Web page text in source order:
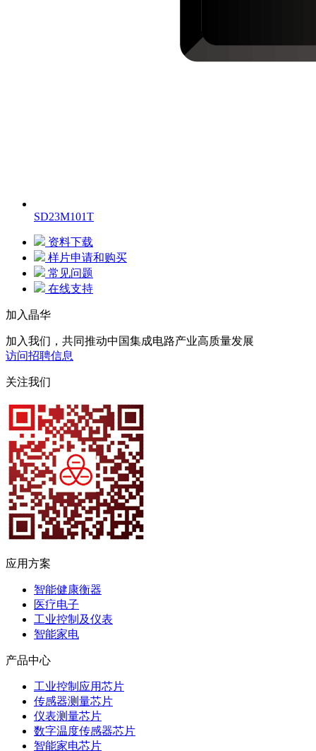
SD23M101T
资料下载
样片申请和购买
常见问题
在线支持
加入晶华
加入我们，共同推动中国集成电路产业高质量发展
访问招聘信息
关注我们
应用方案
智能健康衡器
医疗电子
工业控制及仪表
智能家电
产品中心
工业控制应用芯片
传感器测量芯片
仪表测量芯片
数字温度传感器芯片
智能家电芯片